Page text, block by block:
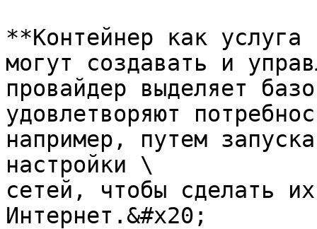
**Контейнер как
могут создавать и
провайдер выделяет
удовлетворяют
например, путем
настройки \
сетей, чтобы сделать
Интернет.&#x20;